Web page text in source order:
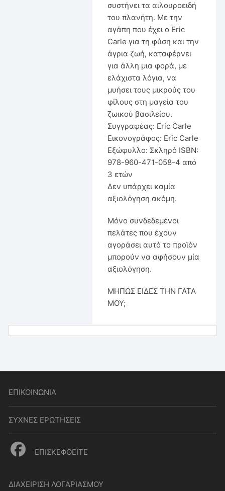
συστήνει τα αιλουροειδή
του πλανήτη. Με την
αγάπη που έχει ο Eric
Carle για τη φύση και την
άγρια ζωή, καταφέρνει
για άλλη μια φορά, με
ελάχιστα λόγια, να
μυήσει τους μικρούς του
φίλους στη μαγεία του
ζωικού βασιλείου.
Συγγραφέας: Eric Carle
Εικονογράφος: Eric Carle
Εξώφυλλο: Σκληρό ISBN:
978-960-471-058-4 από
3 ετών
Δεν υπάρχει καμία
αξιολόγηση ακόμη.
Μόνο συνδεδεμένοι
πελάτες που έχουν
αγοράσει αυτό το προϊόν
μπορούν να αφήσουν μία
αξιολόγηση.
ΜΗΠΩΣ ΕΙΔΕΣ ΤΗΝ ΓΑΤΑ
ΜΟΥ;
ΕΠΙΚΟΙΝΩΝΙΑ
ΣΥΧΝΕΣ ΕΡΩΤΗΣΕΙΣ
ΕΠΙΣΚΕΦΘΕΙΤΕ
ΔΙΑΧΕΙΡΙΣΗ ΛΟΓΑΡΙΑΣΜΟΥ